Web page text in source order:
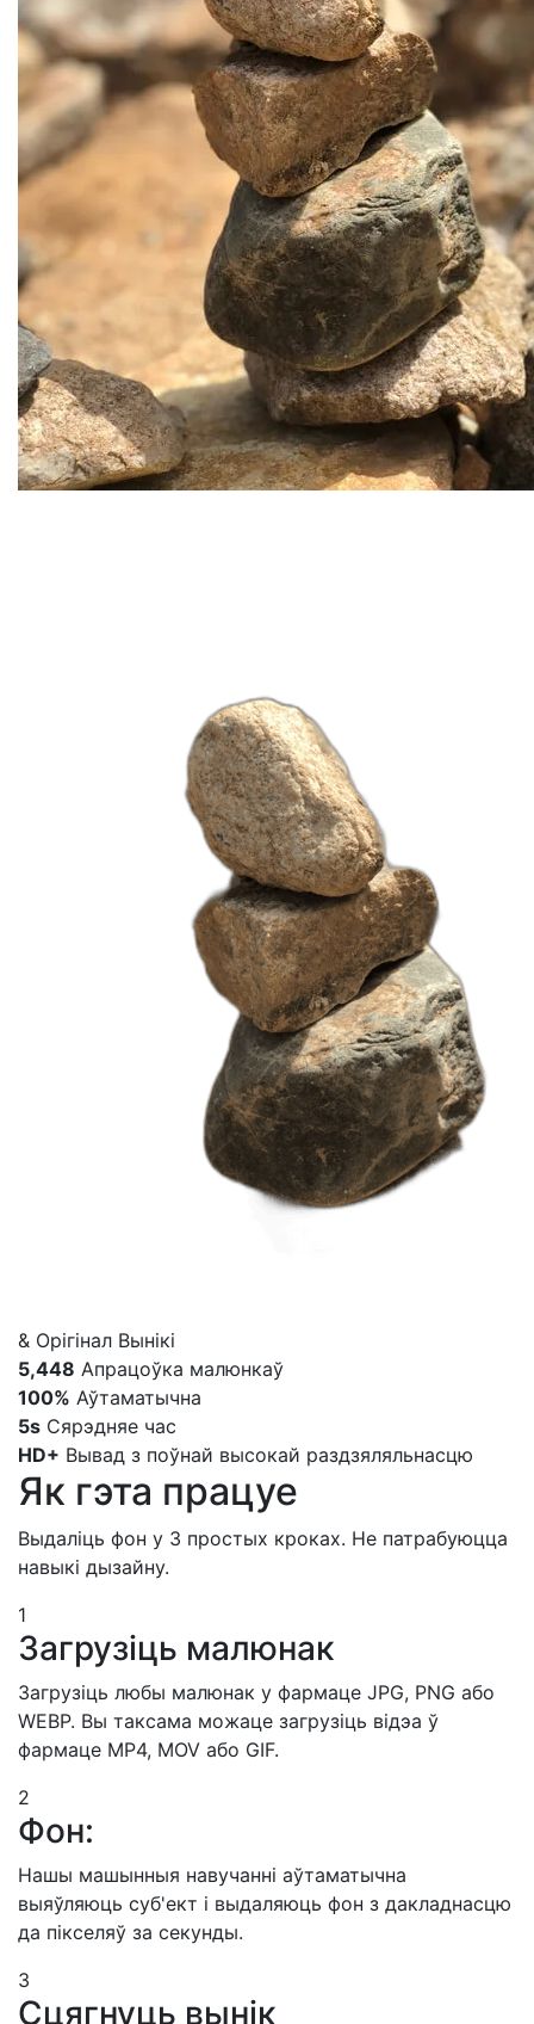
& Орігінал Вынікі
5,448 Апрацоўка малюнкаў
100% Аўтаматычна
5s Сярэдняе час
HD+ Вывад з поўнай высокай раздзяляльнасцю
Як гэта працуе
Выдаліць фон у 3 простых кроках. Не патрабуюцца
навыкі дызайну.
1
Загрузіць малюнак
Загрузіць любы малюнак у фармаце JPG, PNG або
WEBP. Вы таксама можаце загрузіць відэа ў
фармаце MP4, MOV або GIF.
2
Фон:
Нашы машынныя навучанні аўтаматычна
выяўляюць суб'ект і выдаляюць фон з дакладнасцю
да пікселяў за секунды.
3
Сцягнуць вынік